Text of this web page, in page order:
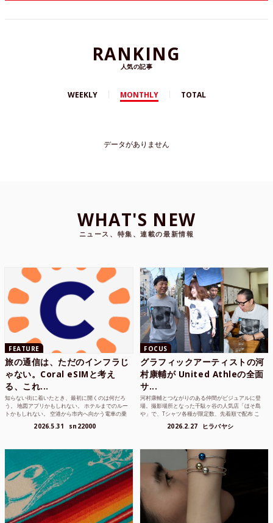
RANKING
人気の記事
WEEKLY MONTHLY TOTAL
データがありません
WHAT'S NEW
ニュース、特集、連載の最新情報
FEATURE
旅の通信は、ただのインフラじ
ゃない。Coral eSIMと考え
る、これ...
知らない街に着いたとき、最初に開くのは何だろ
う。 地図アプリかもしれない。 ホテルまでのルー
トかもしれない。 空港から市内へ向かう電車の乗
2026.5.31 sn22000
FOCUS
グラフィックアーティストの河
村康輔が United Athleの全面
サ...
河村康輔とつながりのある仲間がビジュアルに登
場。撮影場所となった千駄ヶ谷の人気店「ほそ島
や」で、Tシャツ各種が限定数、先着順で配布 こ
2026.2.27 ヒラバヤシ